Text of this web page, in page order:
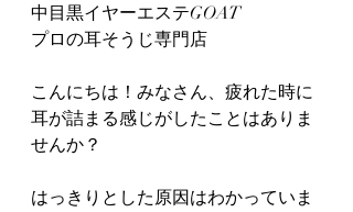
中目黒イヤーエステGOAT
プロの耳そうじ専門店
こんにちは！みなさん、疲れた時に
耳が詰まる感じがしたことはありま
せんか？
はっきりとした原因はわかっていま